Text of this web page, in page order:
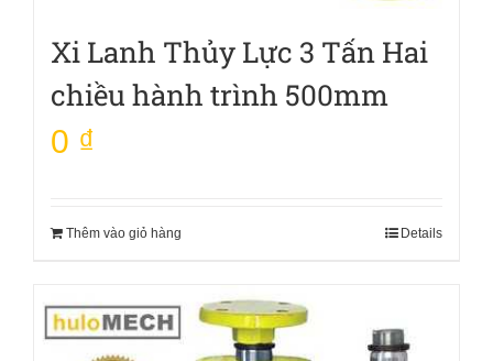
Xi Lanh Thủy Lực 3 Tấn Hai
chiều hành trình 500mm
0 ₫
Thêm vào giỏ hàng Details